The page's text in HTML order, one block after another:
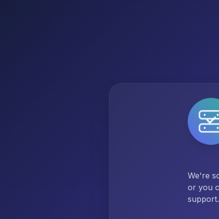
We're
or you
support.